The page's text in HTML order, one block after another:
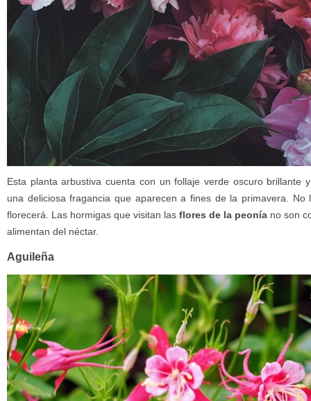
Esta planta arbustiva cuenta con un follaje verde oscuro brillante
una deliciosa fragancia que aparecen a fines de la primavera. No
florecerá. Las hormigas que visitan las flores de la peonía no son
alimentan del néctar.
Aguileña